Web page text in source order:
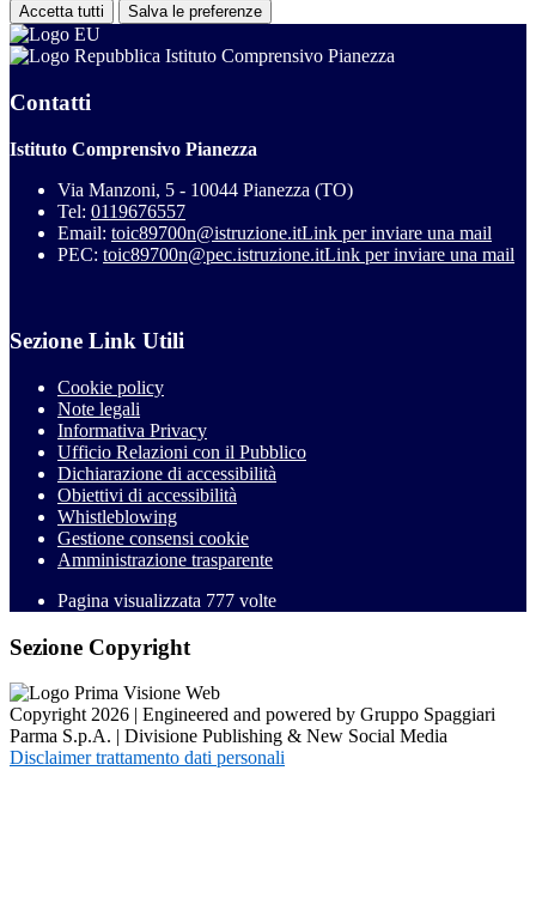
Accetta tutti Salva le preferenze
Istituto Comprensivo Pianezza
Contatti
Istituto Comprensivo Pianezza
Via Manzoni, 5 - 10044 Pianezza (TO)
Tel: 0119676557
Email: toic89700n@istruzione.itLink per inviare una mail
PEC: toic89700n@pec.istruzione.itLink per inviare una mail
Sezione Link Utili
Cookie policy
Note legali
Informativa Privacy
Ufficio Relazioni con il Pubblico
Dichiarazione di accessibilità
Obiettivi di accessibilità
Whistleblowing
Gestione consensi cookie
Amministrazione trasparente
Pagina visualizzata 777 volte
Sezione Copyright
Copyright 2026 | Engineered and powered by Gruppo Spaggiari
Parma S.p.A. | Divisione Publishing & New Social Media
Disclaimer trattamento dati personali